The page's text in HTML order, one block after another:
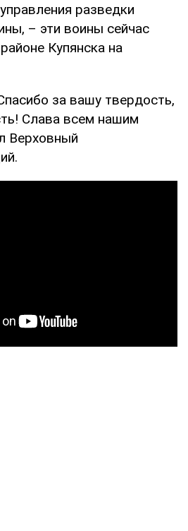
разведки
– эти воины сейчас
Купянска на
за вашу твердость,
Слава всем нашим
Верховный